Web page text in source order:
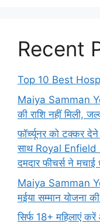
Recent
Top 10 Best
Maiya Samman
की राशि नहीं मिली,
फॉर्च्यूनर को टक्कर
साथ Royal
दमदार फीचर्स ने मचाई
Maiya Samman
मईया सम्मान योजना
सिर्फ 18+ महिलाएं